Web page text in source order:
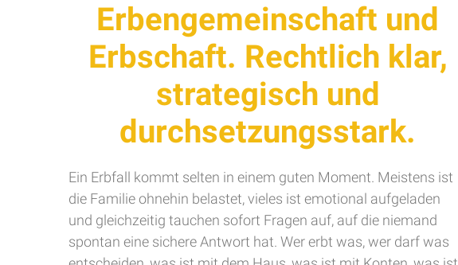
Erbengemeinschaft und
Erbschaft. Rechtlich klar,
strategisch und
durchsetzungsstark.
Ein Erbfall kommt selten in einem guten Moment. Meistens ist
die Familie ohnehin belastet, vieles ist emotional aufgeladen
und gleichzeitig tauchen sofort Fragen auf, auf die niemand
spontan eine sichere Antwort hat. Wer erbt was, wer darf was